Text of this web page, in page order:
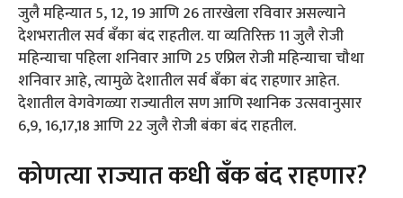
जुलै महिन्यात 5, 12, 19 आणि 26 तारखेला रविवार असल्याने
देशभरातील सर्व बँका बंद राहतील. या व्यतिरिक्त 11 जुलै रोजी
महिन्याचा पहिला शनिवार आणि 25 एप्रिल रोजी महिन्याचा चौथा
शनिवार आहे, त्यामुळे देशातील सर्व बँका बंद राहणार आहेत.
देशातील वेगवेगळ्या राज्यातील सण आणि स्थानिक उत्सवानुसार
6,9, 16,17,18 आणि 22 जुलै रोजी बंका बंद राहतील.
कोणत्या राज्यात कधी बँक बंद राहणार?